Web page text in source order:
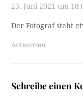
23. Juni 2021 um
Der Fotograf steht
Antworten
Schreibe einen